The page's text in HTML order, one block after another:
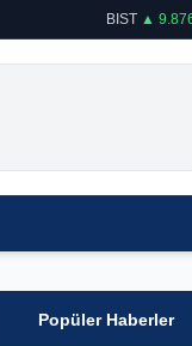
BIST ▲
Popüler Haberler